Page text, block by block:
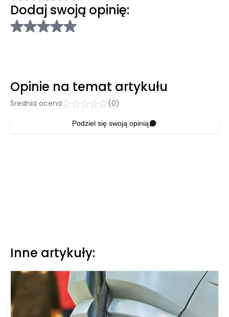
Dodaj swoją opinię:
Opinie na temat artykułu
Średnia ocena (0)
Podziel się swoją opinią
Inne artykuły: